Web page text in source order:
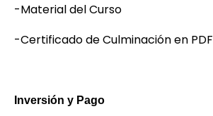
-Material del Curso
-Certificado de Culminación en PDF
Inversión y Pago